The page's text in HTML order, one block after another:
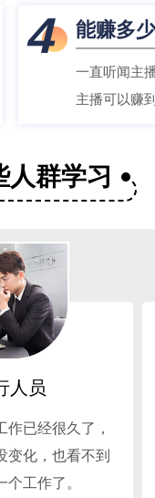
4 能赚多少
一直听闻主
主播可以赚
人群学习
人员
作已经很久了，
变化，也看不到
工作了。